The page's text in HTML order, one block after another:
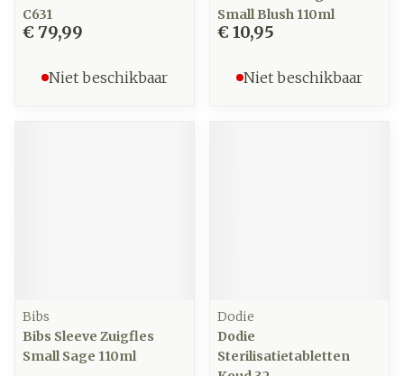
C631
€ 79,99
Niet beschikbaar
Small Blush 110ml
€ 10,95
Niet beschikbaar
Bibs
Bibs Sleeve Zuigfles
Small Sage 110ml
Dodie
Dodie
Sterilisatietabletten